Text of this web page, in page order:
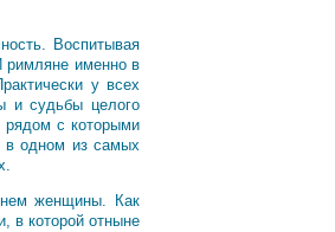
Воспитывая
римляне именно в
у всех
и судьбы целого
рядом с которыми
в одном из самых
женщины. Как
в которой отныне